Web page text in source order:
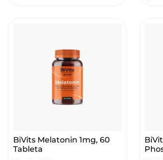
BiVits Melatonin 1mg, 60
Tableta